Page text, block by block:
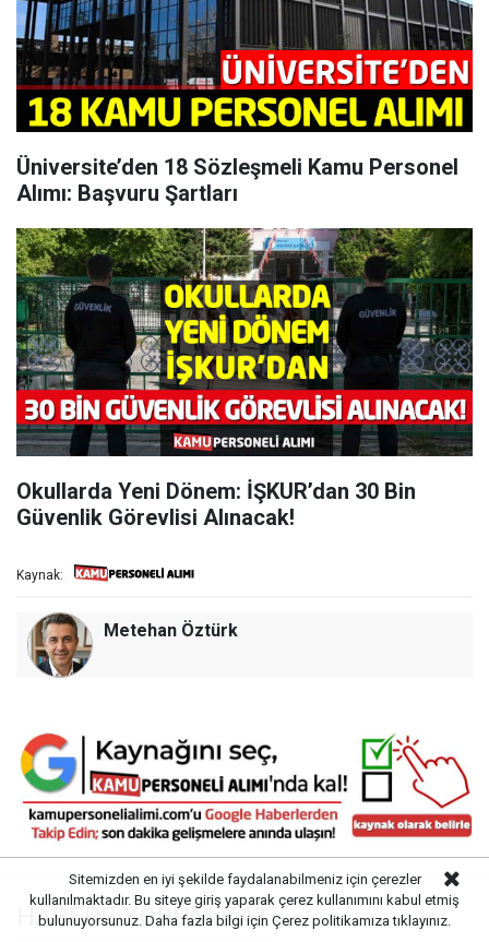
Üniversite’den 18 Sözleşmeli Kamu Personel
Alımı: Başvuru Şartları
Okullarda Yeni Dönem: İŞKUR’dan 30 Bin
Güvenlik Görevlisi Alınacak!
Kaynak:
Metehan Öztürk
HABEREYORUM KAT
Sitemizden en iyi şekilde faydalanabilmeniz için çerezler
kullanılmaktadır. Bu siteye giriş yaparak çerez kullanımını kabul etmiş
bulunuyorsunuz. Daha fazla bilgi için Çerez politikamıza tıklayınız.